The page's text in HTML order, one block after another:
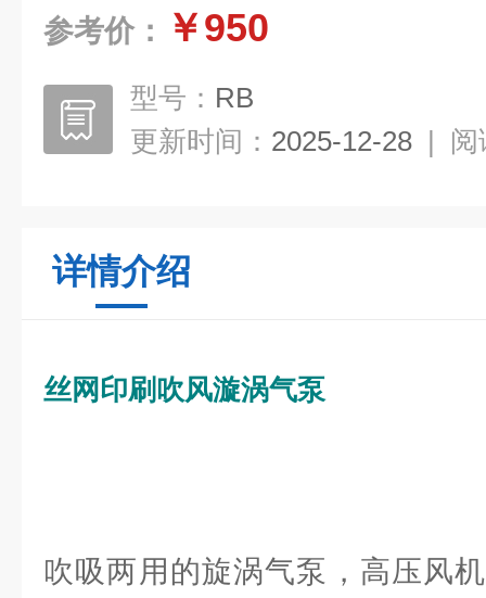
参考价： ￥950
型号： RB
更新时间： 2025-12-28 | 阅
详情介绍
丝网印刷吹风漩涡气泵
吹吸两用的旋涡气泵，高压风